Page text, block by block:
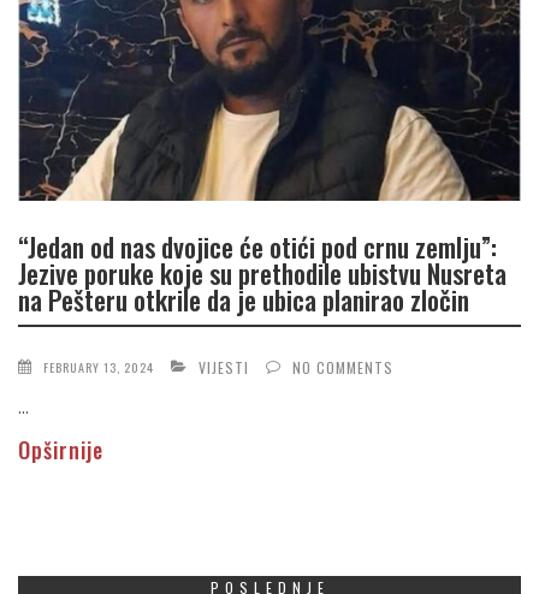
“Jedan od nas dvojice će otići pod crnu zemlju”:
Jezive poruke koje su prethodile ubistvu Nusreta
na Pešteru otkrile da je ubica planirao zločin
FEBRUARY 13, 2024 VIJESTI NO COMMENTS
...
Opširnije
POSLEDNJE